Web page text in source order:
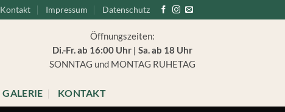
Kontakt Impressum Datenschutz
Öffnungszeiten:
Di.-Fr. ab 16:00 Uhr | Sa. ab 18 Uhr
SONNTAG und MONTAG RUHETAG
GALERIE KONTAKT